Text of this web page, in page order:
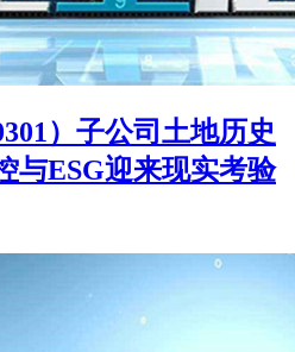
）子公司土地历史
与ESG迎来现实考验